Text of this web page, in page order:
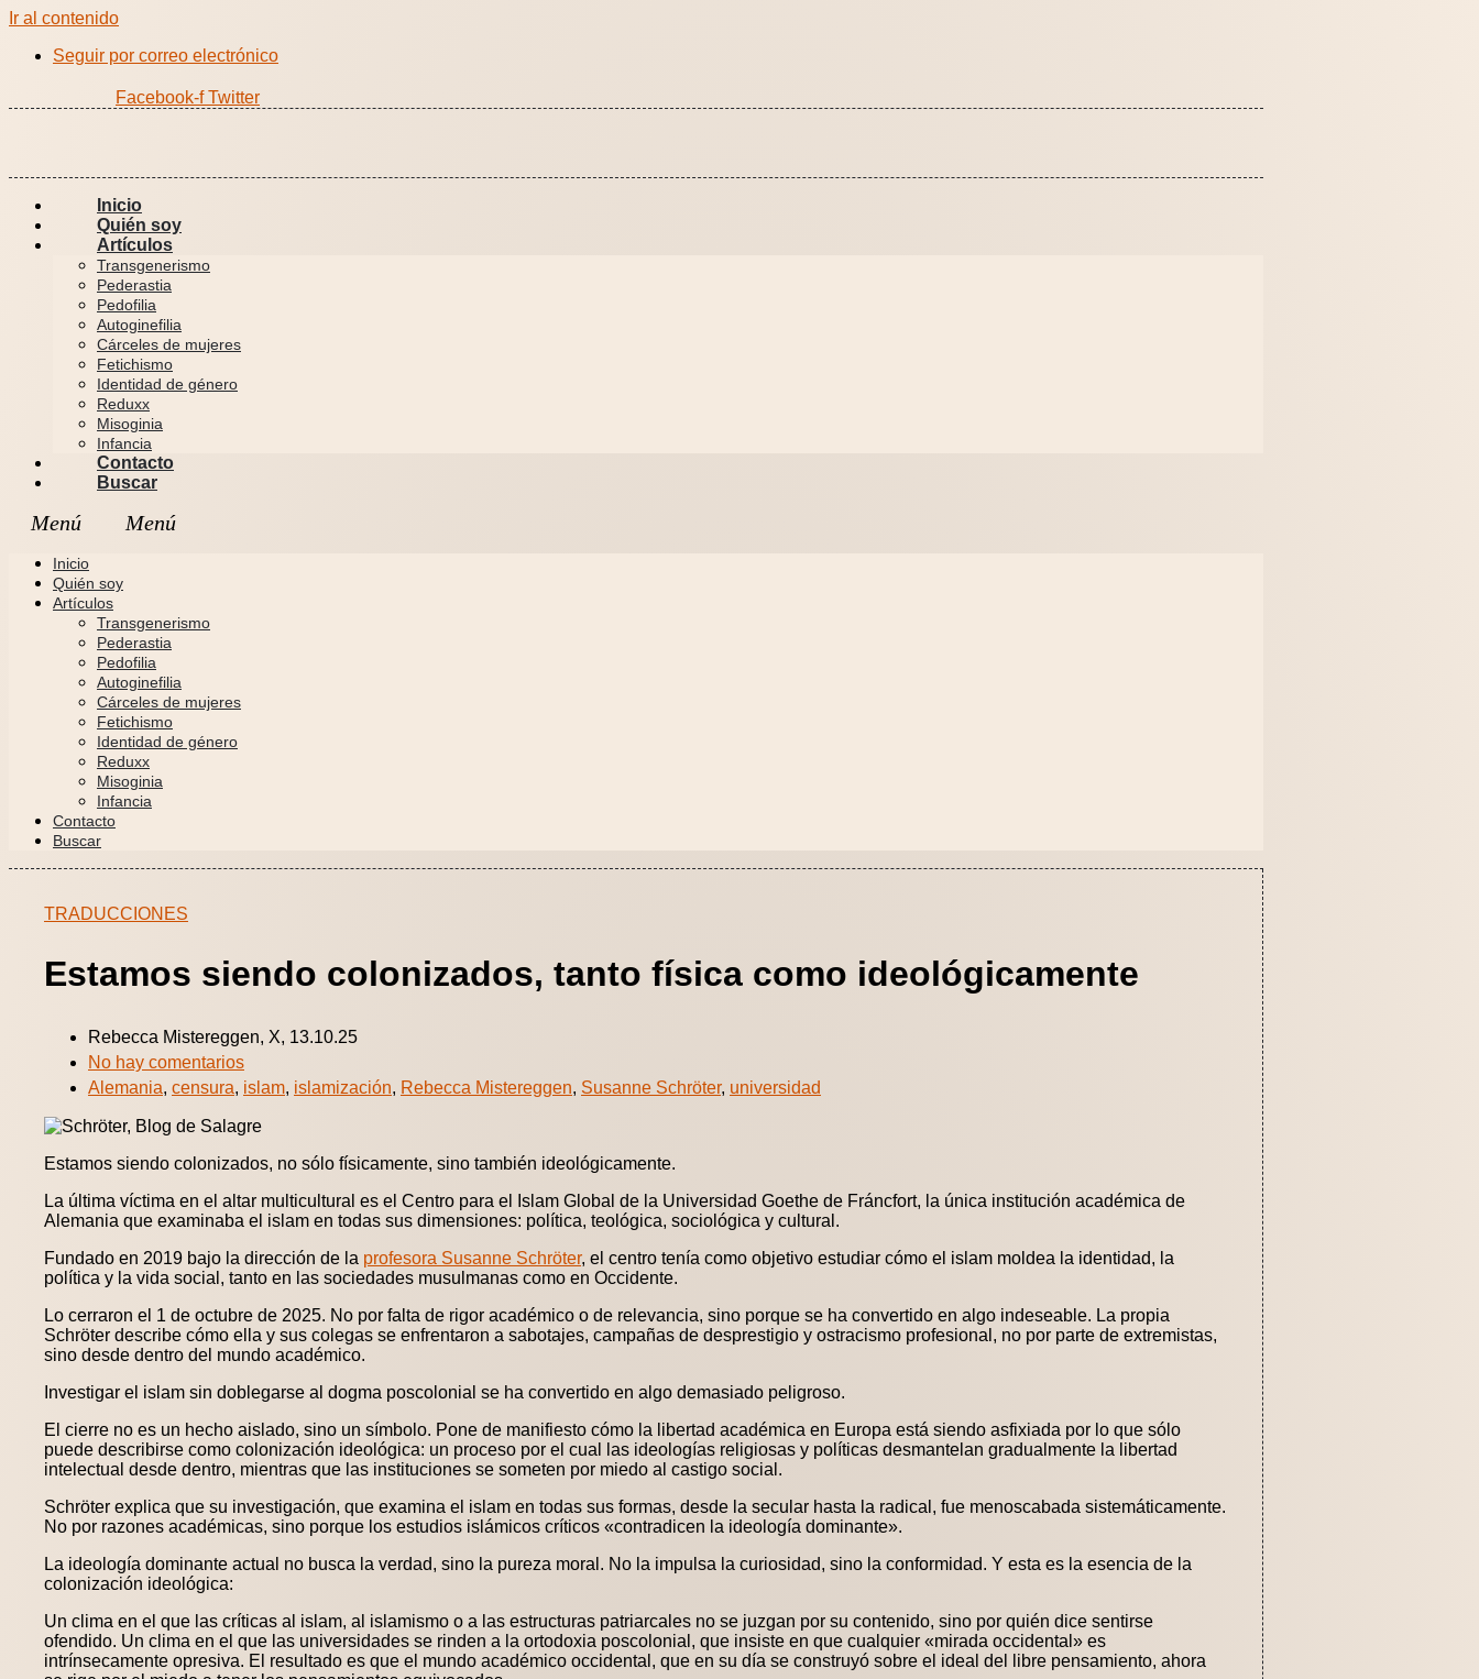
Ir al contenido
Seguir por correo electrónico
Facebook-f Twitter
Inicio
Quién soy
Artículos
Transgenerismo
Pederastia
Pedofilia
Autoginefilia
Cárceles de mujeres
Fetichismo
Identidad de género
Reduxx
Misoginia
Infancia
Contacto
Buscar
Inicio
Quién soy
Artículos
Transgenerismo
Pederastia
Pedofilia
Autoginefilia
Cárceles de mujeres
Fetichismo
Identidad de género
Reduxx
Misoginia
Infancia
Contacto
Buscar
TRADUCCIONES
Estamos siendo colonizados, tanto física como ideológicamente
Rebecca Mistereggen, X, 13.10.25
No hay comentarios
Alemania, censura, islam, islamización, Rebecca Mistereggen, Susanne Schröter, universidad
Estamos siendo colonizados, no sólo físicamente, sino también ideológicamente.
La última víctima en el altar multicultural es el Centro para el Islam Global de la Universidad Goethe de Fráncfort, la única institución académica de
Alemania que examinaba el islam en todas sus dimensiones: política, teológica, sociológica y cultural.
Fundado en 2019 bajo la dirección de la profesora Susanne Schröter, el centro tenía como objetivo estudiar cómo el islam moldea la identidad, la
política y la vida social, tanto en las sociedades musulmanas como en Occidente.
Lo cerraron el 1 de octubre de 2025. No por falta de rigor académico o de relevancia, sino porque se ha convertido en algo indeseable. La propia
Schröter describe cómo ella y sus colegas se enfrentaron a sabotajes, campañas de desprestigio y ostracismo profesional, no por parte de extremistas,
sino desde dentro del mundo académico.
Investigar el islam sin doblegarse al dogma poscolonial se ha convertido en algo demasiado peligroso.
El cierre no es un hecho aislado, sino un símbolo. Pone de manifiesto cómo la libertad académica en Europa está siendo asfixiada por lo que sólo
puede describirse como colonización ideológica: un proceso por el cual las ideologías religiosas y políticas desmantelan gradualmente la libertad
intelectual desde dentro, mientras que las instituciones se someten por miedo al castigo social.
Schröter explica que su investigación, que examina el islam en todas sus formas, desde la secular hasta la radical, fue menoscabada sistemáticamente.
No por razones académicas, sino porque los estudios islámicos críticos «contradicen la ideología dominante».
La ideología dominante actual no busca la verdad, sino la pureza moral. No la impulsa la curiosidad, sino la conformidad. Y esta es la esencia de la
colonización ideológica:
Un clima en el que las críticas al islam, al islamismo o a las estructuras patriarcales no se juzgan por su contenido, sino por quién dice sentirse
ofendido. Un clima en el que las universidades se rinden a la ortodoxia poscolonial, que insiste en que cualquier «mirada occidental» es
intrínsecamente opresiva. El resultado es que el mundo académico occidental, que en su día se construyó sobre el ideal del libre pensamiento, ahora